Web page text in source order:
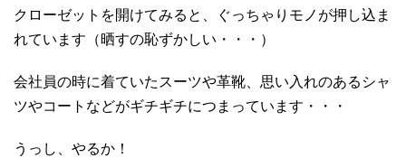
クローゼットを開けてみると、ぐっちゃりモノが押し込ま
れています（晒すの恥ずかしい・・・）
会社員の時に着ていたスーツや革靴、思い入れのあるシャ
ツやコートなどがギチギチにつまっています・・・
うっし、やるか！